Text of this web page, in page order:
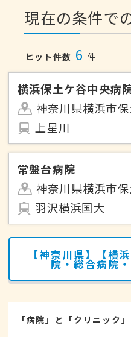
現在の条件で
ヒット件数 6 件
横浜保土ケ谷中央病
神奈川県横浜市
上星川
常盤台病院
神奈川県横浜市
羽沢横浜国大
【神奈川県】【横
院・総合病院
「病院」と「クリニック